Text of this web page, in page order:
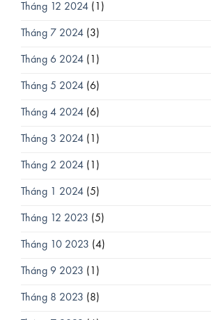
Tháng 12 2024 (1)
Tháng 7 2024 (3)
Tháng 6 2024 (1)
Tháng 5 2024 (6)
Tháng 4 2024 (6)
Tháng 3 2024 (1)
Tháng 2 2024 (1)
Tháng 1 2024 (5)
Tháng 12 2023 (5)
Tháng 10 2023 (4)
Tháng 9 2023 (1)
Tháng 8 2023 (8)